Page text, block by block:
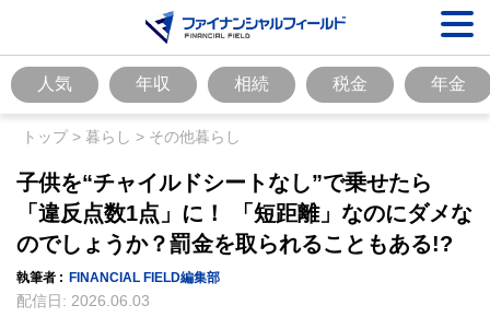
人気 年収 相続 税金 年金
トップ> 暮らし > その他暮らし
子供を“チャイルドシートなし”で乗せたら
「違反点数1点」に！ 「短距離」なのにダメな
のでしょうか？罰金を取られることもある!?
執筆者 : FINANCIAL FIELD編集部
配信日: 2026.06.03